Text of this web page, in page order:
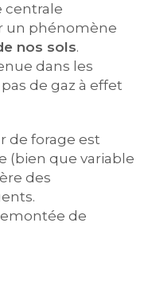
centrale
un phénomène
nos sols.
dans les
de gaz à effet
de forage est
(bien que variable
des
de